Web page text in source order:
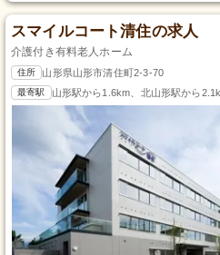
スマイルコート清住の求人
介護付き有料老人ホーム
住所 山形県山形市清住町2-3-70
最寄駅 山形駅から1.6km、北山形駅から